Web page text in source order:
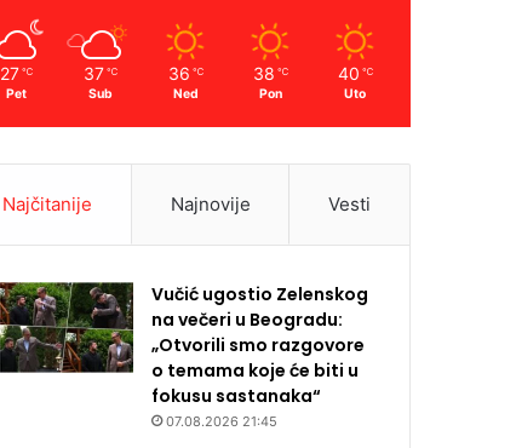
27 ℃
Pet
37 ℃
Sub
36 ℃
Ned
38 ℃
Pon
40 ℃
Uto
Najčitanije Najnovije Vesti
Vučić ugostio Zelenskog
na večeri u Beogradu:
„Otvorili smo razgovore
o temama koje će biti u
fokusu sastanaka“
07.08.2026 21:45